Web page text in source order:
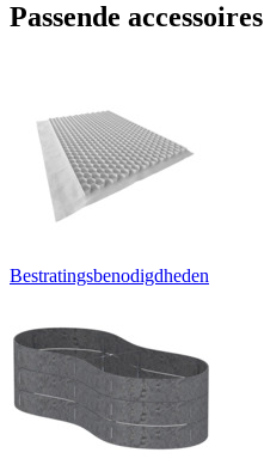
Passende accessoires
Bestratingsbenodigdheden